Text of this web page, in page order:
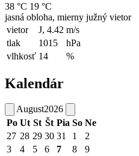
38 °C 19 °C
jasná obloha, mierny južný vietor
vietor
J, 4.42 m/s
tlak
1015
hPa
vlhkosť 14 %
Kalendár
August2026
Po Ut St Št Pia So Ne
27 28 29 30 31 1
2
3
4 5 6 7 8
9